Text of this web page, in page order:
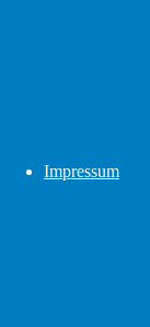
Impressum